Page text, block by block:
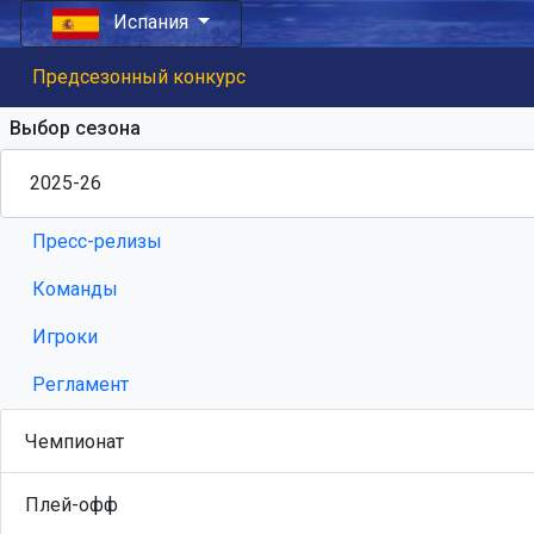
Испания
Предсезонный конкурс
Выбор сезона
Пресс-релизы
Команды
Игроки
Регламент
Чемпионат
Плей-офф